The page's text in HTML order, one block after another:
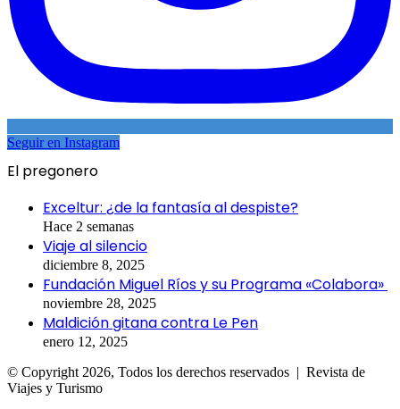
Seguir en Instagram
El pregonero
Exceltur: ¿de la fantasía al despiste?
Hace 2 semanas
Viaje al silencio
diciembre 8, 2025
Fundación Miguel Ríos y su Programa «Colabora»
noviembre 28, 2025
Maldición gitana contra Le Pen
enero 12, 2025
© Copyright 2026, Todos los derechos reservados | Revista de
Viajes y Turismo